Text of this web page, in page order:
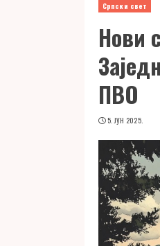
Српски свет
Нови
ПВО
5. ЈУН 2025.